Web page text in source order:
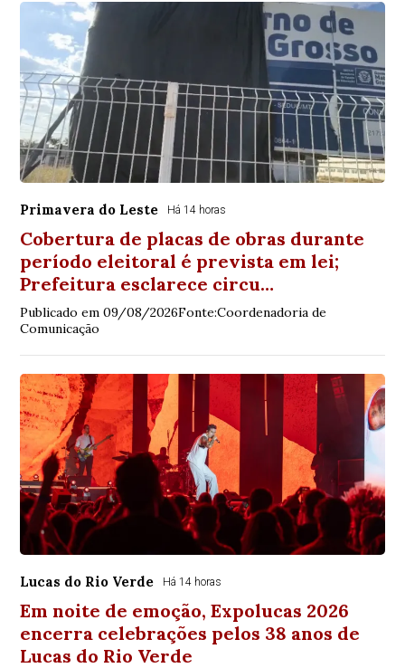
Primavera do Leste Há 14 horas
Cobertura de placas de obras durante
período eleitoral é prevista em lei;
Prefeitura esclarece circu…
Publicado em 09/08/2026Fonte:Coordenadoria de
Comunicação
Lucas do Rio Verde Há 14 horas
Em noite de emoção, Expolucas 2026
encerra celebrações pelos 38 anos de
Lucas do Rio Verde